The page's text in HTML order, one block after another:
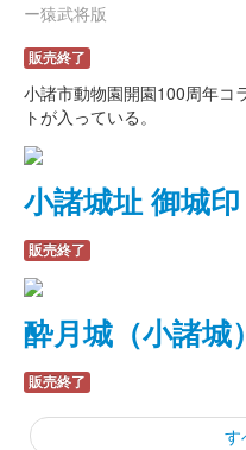
ー猿武将版
販売終了
小諸市動物園開園100周年コ
トが入っている。
小諸城址 御城印
販売終了
酔月城（小諸城
販売終了
す